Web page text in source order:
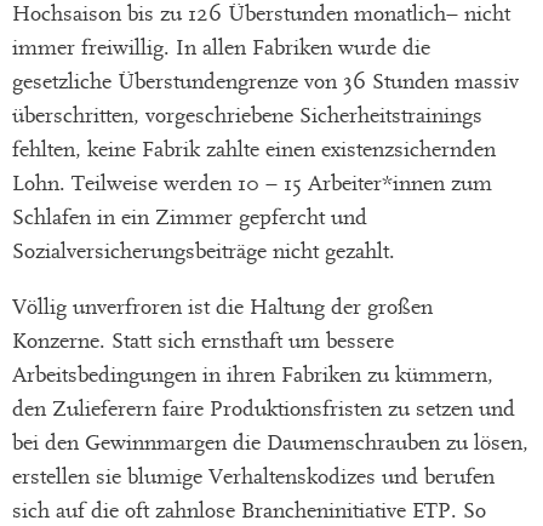
Hochsaison bis zu 126 Überstunden monatlich– nicht
immer freiwillig. In allen Fabriken wurde die
gesetzliche Überstundengrenze von 36 Stunden massiv
überschritten, vorgeschriebene Sicherheitstrainings
fehlten, keine Fabrik zahlte einen existenzsichernden
Lohn. Teilweise werden 10 – 15 Arbeiter*innen zum
Schlafen in ein Zimmer gepfercht und
Sozialversicherungsbeiträge nicht gezahlt.
Völlig unverfroren ist die Haltung der großen
Konzerne. Statt sich ernsthaft um bessere
Arbeitsbedingungen in ihren Fabriken zu kümmern,
den Zulieferern faire Produktionsfristen zu setzen und
bei den Gewinnmargen die Daumenschrauben zu lösen,
erstellen sie blumige Verhaltenskodizes und berufen
sich auf die oft zahnlose Brancheninitiative ETP. So